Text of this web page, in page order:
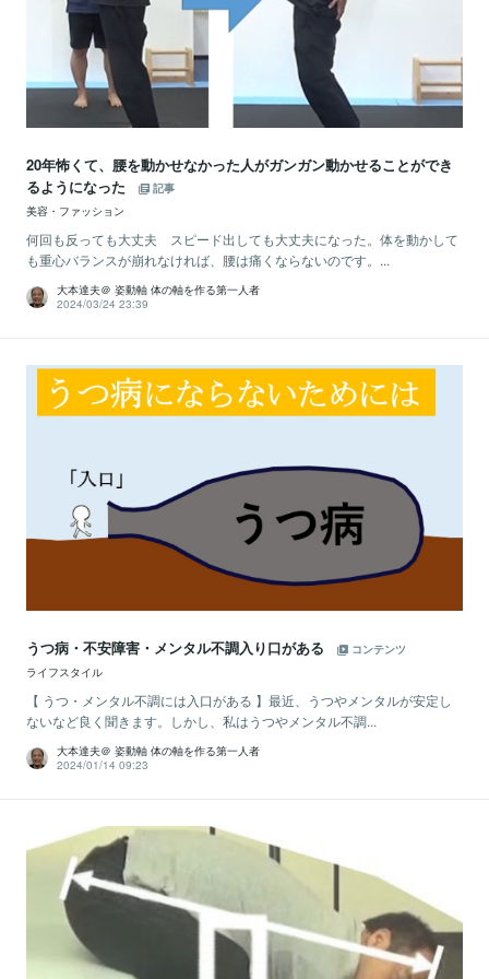
20年怖くて、腰を動かせなかった人がガンガン動かせることができ
るようになった
記事
美容・ファッション
何回も反っても大丈夫 スピード出しても大丈夫になった。体を動かして
も重心バランスが崩れなければ、腰は痛くならないのです。...
大本達夫＠ 姿動軸 体の軸を作る第一人者
2024/03/24 23:39
うつ病・不安障害・メンタル不調入り口がある
コンテンツ
ライフスタイル
【 うつ・メンタル不調には入口がある 】最近、うつやメンタルが安定し
ないなど良く聞きます。しかし、私はうつやメンタル不調...
大本達夫＠ 姿動軸 体の軸を作る第一人者
2024/01/14 09:23